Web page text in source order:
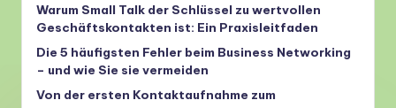
Warum Small Talk der Schlüssel zu wertvollen
Geschäftskontakten ist: Ein Praxisleitfaden
Die 5 häufigsten Fehler beim Business Networking
– und wie Sie sie vermeiden
Von der ersten Kontaktaufnahme zum